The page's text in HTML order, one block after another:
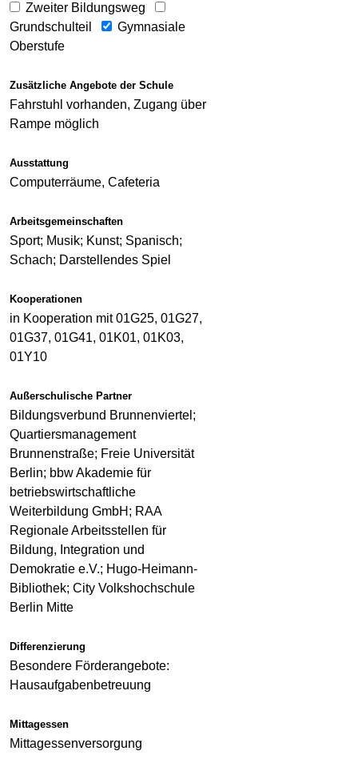
Zweiter Bildungsweg
Grundschulteil
Gymnasiale
Oberstufe
Zusätzliche Angebote der Schule
Fahrstuhl vorhanden, Zugang über
Rampe möglich
Ausstattung
Computerräume, Cafeteria
Arbeitsgemeinschaften
Sport; Musik; Kunst; Spanisch;
Schach; Darstellendes Spiel
Kooperationen
in Kooperation mit 01G25, 01G27,
01G37, 01G41, 01K01, 01K03,
01Y10
Außerschulische Partner
Bildungsverbund Brunnenviertel;
Quartiersmanagement
Brunnenstraße; Freie Universität
Berlin; bbw Akademie für
betriebswirtschaftliche
Weiterbildung GmbH; RAA
Regionale Arbeitsstellen für
Bildung, Integration und
Demokratie e.V.; Hugo-Heimann-
Bibliothek; City Volkshochschule
Berlin Mitte
Differenzierung
Besondere Förderangebote:
Hausaufgabenbetreuung
Mittagessen
Mittagessenversorgung